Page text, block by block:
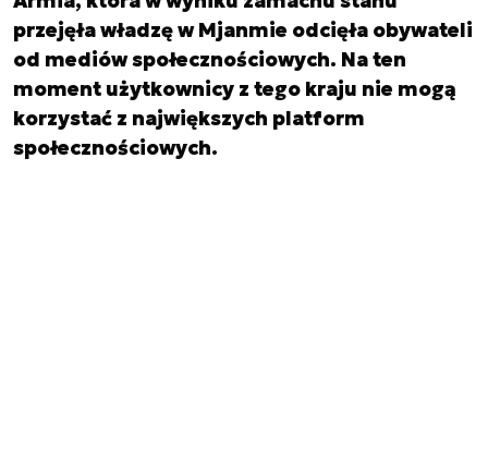
przejęła władzę w Mjanmie odcięła obywateli
od mediów społecznościowych. Na ten
moment użytkownicy z tego kraju nie mogą
korzystać z największych platform
społecznościowych.